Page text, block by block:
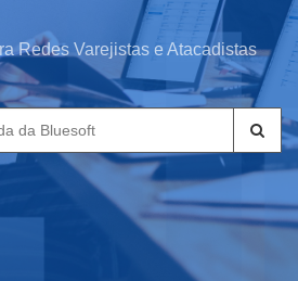
Redes Varejistas e Atacadistas